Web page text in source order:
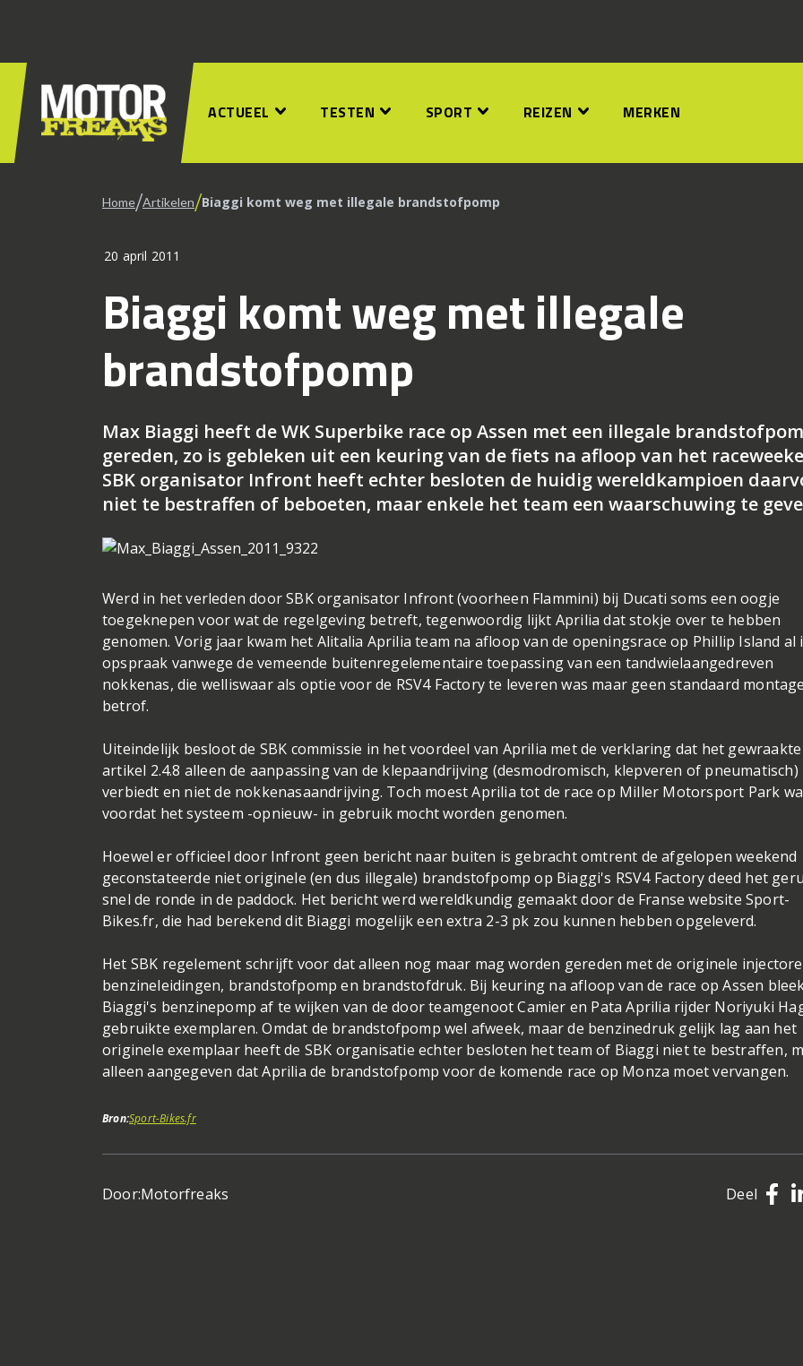
ACTUEEL TESTEN SPORT REIZEN MERKEN
Home/Artikelen/Biaggi komt weg met illegale brandstofpomp
20 april 2011
Biaggi komt weg met illegale
brandstofpomp
Max Biaggi heeft de WK Superbike race op Assen met een illegale
gereden, zo is gebleken uit een keuring van de fiets na afloop van het
SBK organisator Infront heeft echter besloten de huidig wereldkampioen
niet te bestraffen of beboeten, maar enkele het team een waarschuwing te
Werd in het verleden door SBK organisator Infront (voorheen Flammini) bij Ducati soms een oogje
toegeknepen voor wat de regelgeving betreft, tegenwoordig lijkt Aprilia dat stokje over te hebben
genomen. Vorig jaar kwam het Alitalia Aprilia team na afloop van de openingsrace op Phillip Island al
opspraak vanwege de vemeende buitenregelementaire toepassing van een tandwielaangedreven
nokkenas, die welliswaar als optie voor de RSV4 Factory te leveren was maar geen standaard montage
betrof.
Uiteindelijk besloot de SBK commissie in het voordeel van Aprilia met de verklaring dat het gewraakte
artikel 2.4.8 alleen de aanpassing van de klepaandrijving (desmodromisch, klepveren of pneumatisch)
verbiedt en niet de nokkenasaandrijving. Toch moest Aprilia tot de race op Miller Motorsport Park
voordat het systeem -opnieuw- in gebruik mocht worden genomen.
Hoewel er officieel door Infront geen bericht naar buiten is gebracht omtrent de afgelopen weekend
geconstateerde niet originele (en dus illegale) brandstofpomp op Biaggi's RSV4 Factory deed het
snel de ronde in de paddock. Het bericht werd wereldkundig gemaakt door de Franse website Sport-
Bikes.fr, die had berekend dit Biaggi mogelijk een extra 2-3 pk zou kunnen hebben opgeleverd.
Het SBK regelement schrijft voor dat alleen nog maar mag worden gereden met de originele
benzineleidingen, brandstofpomp en brandstofdruk. Bij keuring na afloop van de race op Assen
Biaggi's benzinepomp af te wijken van de door teamgenoot Camier en Pata Aprilia rijder Noriyuki
gebruikte exemplaren. Omdat de brandstofpomp wel afweek, maar de benzinedruk gelijk lag aan het
originele exemplaar heeft de SBK organisatie echter besloten het team of Biaggi niet te bestraffen,
alleen aangegeven dat Aprilia de brandstofpomp voor de komende race op Monza moet vervangen.
Bron:Sport-Bikes.fr
Door:Motorfreaks Deel